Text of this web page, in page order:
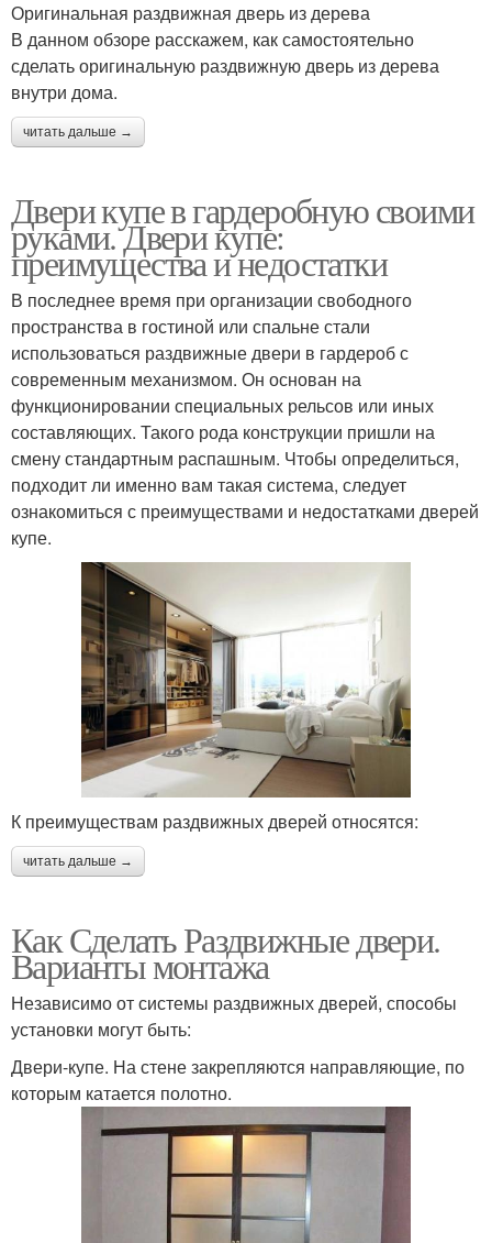
Оригинальная раздвижная дверь из дерева
В данном обзоре расскажем, как самостоятельно
сделать оригинальную раздвижную дверь из дерева
внутри дома.
читать дальше →
Двери купе в гардеробную своими
руками. Двери купе:
преимущества и недостатки
В последнее время при организации свободного
пространства в гостиной или спальне стали
использоваться раздвижные двери в гардероб с
современным механизмом. Он основан на
функционировании специальных рельсов или иных
составляющих. Такого рода конструкции пришли на
смену стандартным распашным. Чтобы определиться,
подходит ли именно вам такая система, следует
ознакомиться с преимуществами и недостатками дверей
купе.
К преимуществам раздвижных дверей относятся:
читать дальше →
Как Сделать Раздвижные двери.
Варианты монтажа
Независимо от системы раздвижных дверей, способы
установки могут быть:
Двери-купе. На стене закрепляются направляющие, по
которым катается полотно.